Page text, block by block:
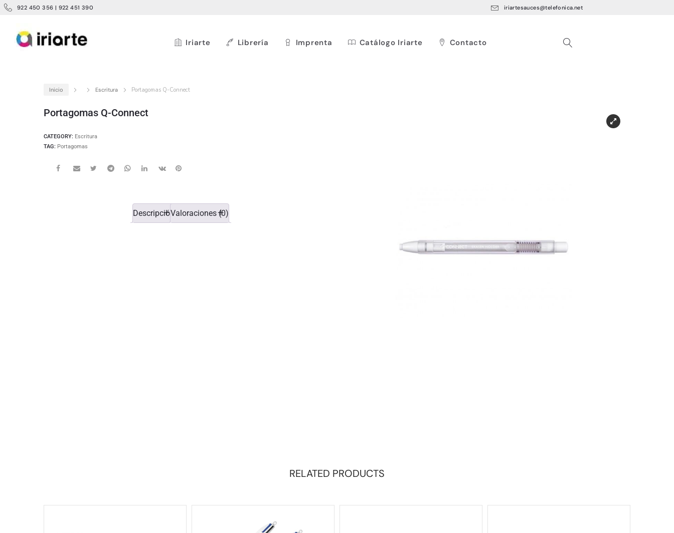
922 450 356 | 922 451 390 iriartesauces@telefonica.net
Iriarte Librería Imprenta Catálogo Iriarte Contacto
Inicio Escritura Portagomas Q-Connect
Portagomas Q-Connect
CATEGORY: Escritura
TAG: Portagomas
DescripciónValoraciones (0)
RELATED PRODUCTS